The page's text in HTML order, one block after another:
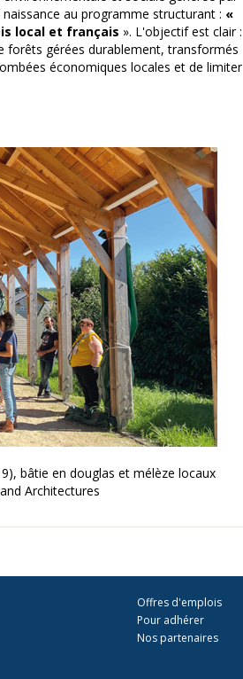
au programme structurant : «
local et français ». L'objectif est clair :
forêts gérées durablement, transformés
économiques locales et de limiter
bâtie en douglas et mélèze locaux
Architectures
Offres d'emplois
Pour adhérer
Nos partenaires